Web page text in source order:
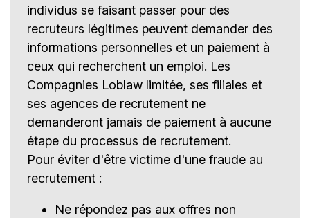
individus se faisant passer pour des
recruteurs légitimes peuvent demander des
informations personnelles et un paiement à
ceux qui recherchent un emploi. Les
Compagnies Loblaw limitée, ses filiales et
ses agences de recrutement ne
demanderont jamais de paiement à aucune
étape du processus de recrutement.
Pour éviter d'être victime d'une fraude au
recrutement :
Ne répondez pas aux offres non